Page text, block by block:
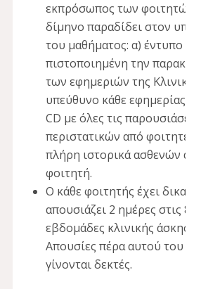
εκπρόσωπος των φοιτητών
δίμηνο παραδίδει στον
του μαθήματος: α) έντυπο με
πιστοποιημένη την
των εφημεριών της
υπεύθυνο κάθε εφημερίας
CD με όλες τις παρουσιάσεις
περιστατικών από φοιτητές,
πλήρη ιστορικά ασθενών
φοιτητή.
Ο κάθε φοιτητής έχει
απουσιάζει 2 ημέρες στις 8
εβδομάδες κλινικής
Απουσίες πέρα αυτού του
γίνονται δεκτές.